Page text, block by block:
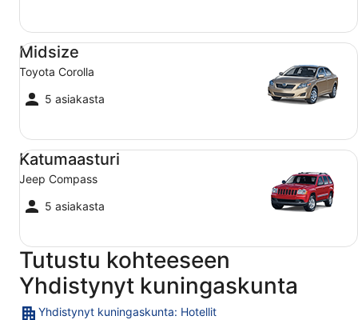
Midsize
Toyota Corolla
5 asiakasta
Midsize Toyota Corolla
Katumaasturi
Jeep Compass
5 asiakasta
Katumaasturi Jeep Compass
Tutustu kohteeseen
Yhdistynyt kuningaskunta
Yhdistynyt kuningaskunta: Hotellit